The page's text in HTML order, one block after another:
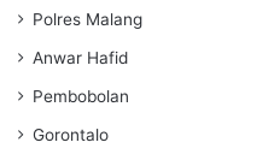
Polres Malang
Anwar Hafid
Pembobolan
Gorontalo